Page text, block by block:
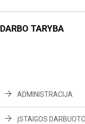
DARBO TARYBA
ADMINISTRACIJA
ĮSTAIGOS